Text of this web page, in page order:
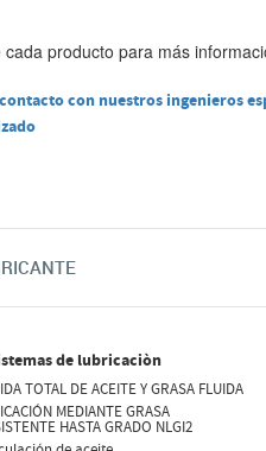
producto para más
con nuestros ingenieros
de lubricaciòn
TOTAL DE ACEITE Y GRASA FLUIDA
MEDIANTE GRASA
HASTA GRADO NLGI2